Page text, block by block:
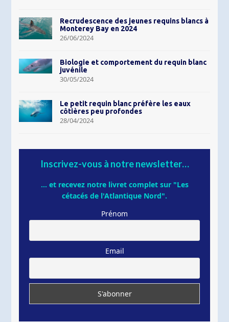
Recrudescence des jeunes requins blancs à
Monterey Bay en 2024
26/06/2024
Biologie et comportement du requin blanc
juvénile
30/05/2024
Le petit requin blanc préfère les eaux
côtières peu profondes
28/04/2024
Inscrivez-vous à notre newsletter…
... et recevez notre livret complet sur "Les
cétacés de l'Atlantique Nord".
Prénom
Email